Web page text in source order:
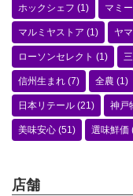
ホックシェフ (1) マミ
マルミヤストア (1) ヤ
ローソンセレクト (1)
信州生まれ (7) 全農 (1)
日本リテール (21) 神戸
美味安心 (51) 選味鮮価
店舗